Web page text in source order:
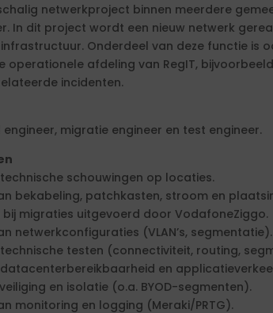
netwerkproject binnen meerdere
In dit project wordt een nieuw netwerk
Onderdeel van deze functie is
operationele afdeling van RegIT,
incidenten.
migratie engineer en test engineer.
schouwingen op locaties.
bekabeling, patchkasten, stroom en
bij migraties uitgevoerd door VodafoneZiggo.
netwerkconfiguraties (VLAN’s, segmentatie).
testen (connectiviteit, routing,
en
en isolatie (o.a. BYOD-segmenten).
monitoring en logging (Meraki/PRTG).